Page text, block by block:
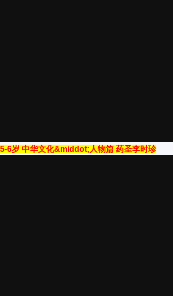
5-6岁 中华文化&middot;人物篇 药圣李时珍